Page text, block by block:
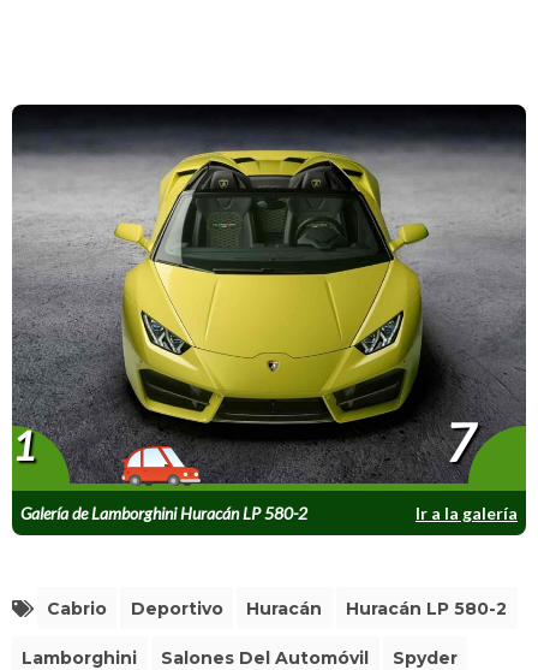
Galería de Lamborghini Huracán LP 580-2
Spyder
Ir a la galería
1 7
Cabrio Deportivo Huracán Huracán LP 580-2
Lamborghini Salones Del Automóvil Spyder